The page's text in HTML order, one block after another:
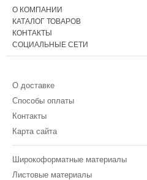
О КОМПАНИИ
КАТАЛОГ ТОВАРОВ
КОНТАКТЫ
СОЦИАЛЬНЫЕ СЕТИ
О доставке
Способы оплаты
Контакты
Карта сайта
Широкоформатные материалы
Листовые материалы